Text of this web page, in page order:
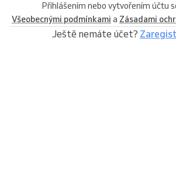
Přihlášením nebo vytvořením účtu
Všeobecnými podmínkami a Zásadami
Ještě nemáte účet?